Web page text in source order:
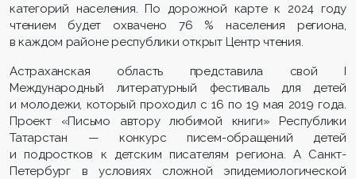
категорий населения. По дорожной карте к 2024 году
чтением будет охвачено 76 % населения региона,
в каждом районе республики открыт Центр чтения.
Астраханская область представила свой I
Международный литературный фестиваль для детей
и молодежи, который проходил с 16 по 19 мая 2019 года.
Проект «Письмо автору любимой книги» Республики
Татарстан — конкурс писем-обращений детей
и подростков к детским писателям региона. А Санкт-
Петербург в условиях сложной эпидемиологической